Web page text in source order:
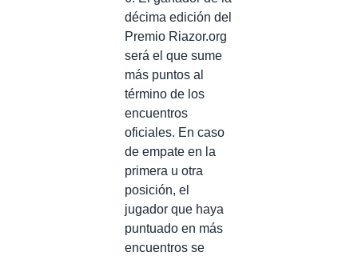
décima edición del
Premio Riazor.org
será el que sume
más puntos al
término de los
encuentros
oficiales. En caso
de empate en la
primera u otra
posición, el
jugador que haya
puntuado en más
encuentros se